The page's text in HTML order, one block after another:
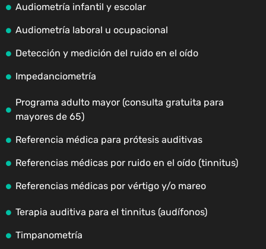
Audiometría infantil y escolar
Audiometría laboral u ocupacional
Detección y medición del ruido en el oído
Impedanciometría
Programa adulto mayor (consulta gratuita para
mayores de 65)
Referencia médica para prótesis auditivas
Referencias médicas por ruido en el oído (tinnitus)
Referencias médicas por vértigo y/o mareo
Terapia auditiva para el tinnitus (audífonos)
Timpanometría